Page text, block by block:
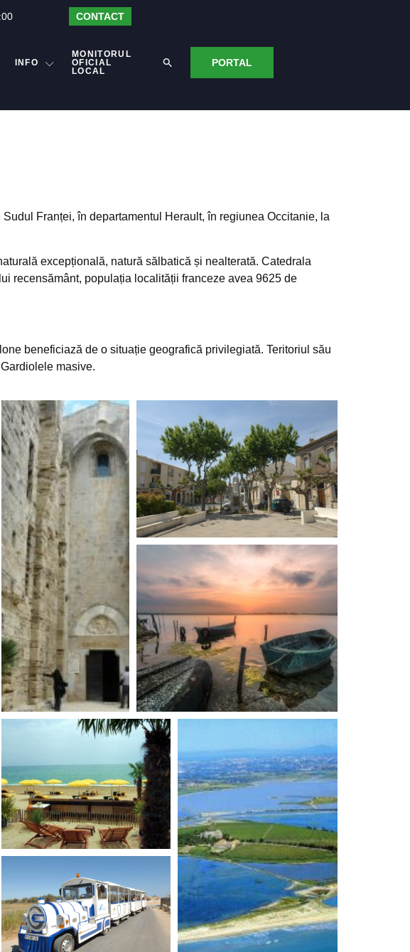
CONTACT
INFO
MONITORUL
OFICIAL
LOCAL
PORTAL
Sudul Franței, în departamentul Herault, în regiunea Occitanie, la
excepțională, natură sălbatică și nealterată. Catedrala
recensământ, populația localității franceze avea 9625 de
beneficiază de o situație geografică privilegiată. Teritoriul său
masive.